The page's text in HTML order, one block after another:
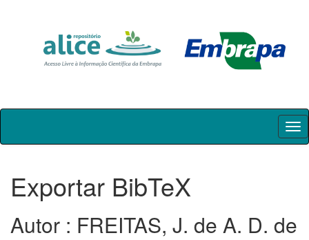
Skip
Exportar BibTeX
Autor : FREITAS, J. de A. D. de